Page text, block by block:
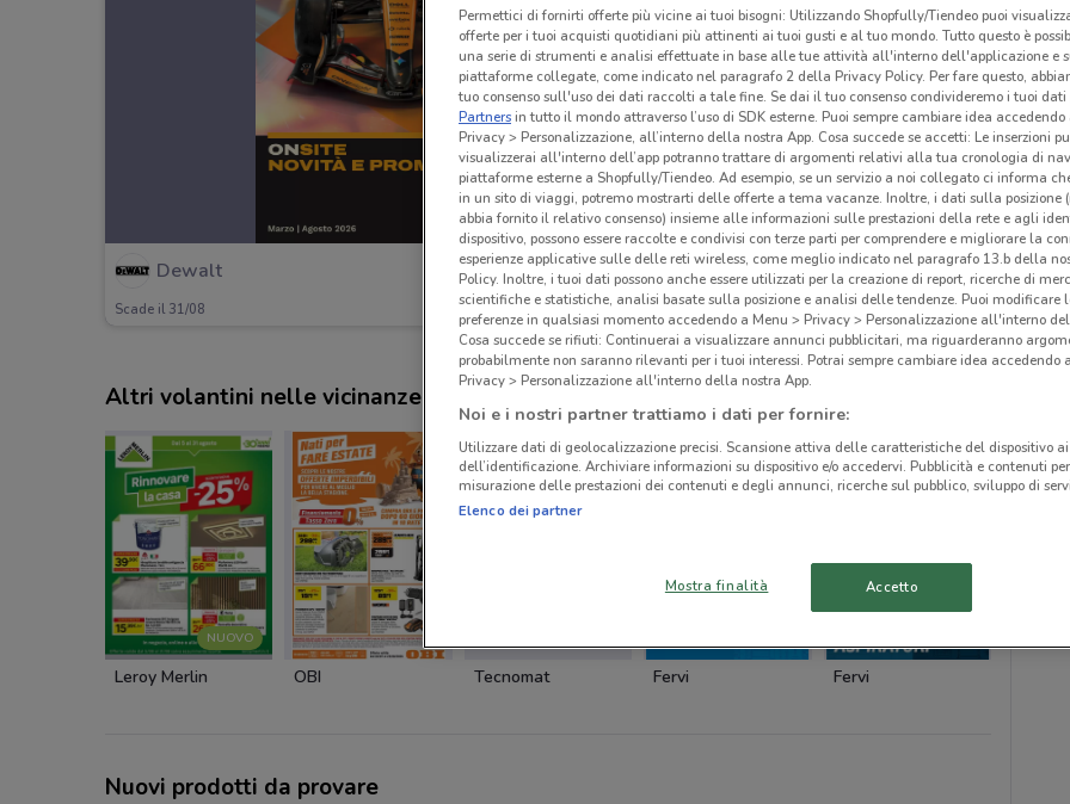
Dewalt
Scade il 31/08
Altri volantini nelle vicinanze
NUOVO
Leroy Merlin OBI Tecnomat Fervi Fervi
Nuovi prodotti da provare
Permettici di fornirti offerte più vicine ai tuoi bisogni: Utilizzando Shopfully/Tiendeo puoi
offerte per i tuoi acquisti quotidiani più attinenti ai tuoi gusti e al tuo mondo. Tutto questo è
una serie di strumenti e analisi effettuate in base alle tue attività all'interno dell'applicazione e
piattaforme collegate, come indicato nel paragrafo 2 della Privacy Policy. Per fare questo,
tuo consenso sull'uso dei dati raccolti a tale fine. Se dai il tuo consenso condivideremo i tuoi dati
Partnersin tutto il mondo attraverso l’uso di SDK esterne. Puoi sempre cambiare idea accedendo
Privacy > Personalizzazione, all’interno della nostra App. Cosa succede se accetti: Le inserzioni
visualizzerai all'interno dell’app potranno trattare di argomenti relativi alla tua cronologia di
piattaforme esterne a Shopfully/Tiendeo. Ad esempio, se un servizio a noi collegato ci informa
in un sito di viaggi, potremo mostrarti delle offerte a tema vacanze. Inoltre, i dati sulla posizione
abbia fornito il relativo consenso) insieme alle informazioni sulle prestazioni della rete e agli
dispositivo, possono essere raccolte e condivisi con terze parti per comprendere e migliorare la
esperienze applicative sulle delle reti wireless, come meglio indicato nel paragrafo 13.b della
Policy. Inoltre, i tuoi dati possono anche essere utilizzati per la creazione di report, ricerche di
scientifiche e statistiche, analisi basate sulla posizione e analisi delle tendenze. Puoi modificare
preferenze in qualsiasi momento accedendo a Menu > Privacy > Personalizzazione all'interno
Cosa succede se rifiuti: Continuerai a visualizzare annunci pubblicitari, ma riguarderanno
probabilmente non saranno rilevanti per i tuoi interessi. Potrai sempre cambiare idea accedendo
Privacy > Personalizzazione all'interno della nostra App.
Noi e i nostri partner trattiamo i dati per fornire:
Utilizzare dati di geolocalizzazione precisi. Scansione attiva delle caratteristiche del dispositivo
dell’identificazione. Archiviare informazioni su dispositivo e/o accedervi. Pubblicità e contenuti
misurazione delle prestazioni dei contenuti e degli annunci, ricerche sul pubblico, sviluppo di
Elenco dei partner
Mostra finalità Accetto